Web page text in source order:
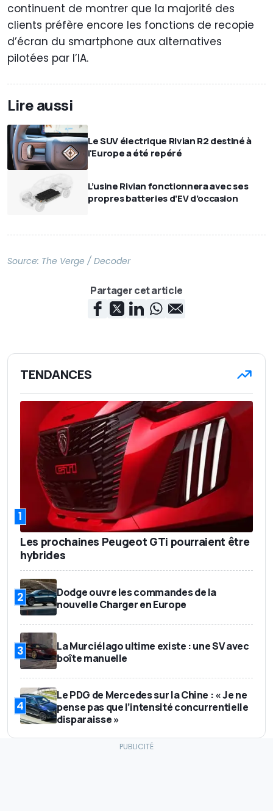
continuent de montrer que la majorité des
clients préfère encore les fonctions de recopie
d’écran du smartphone aux alternatives
pilotées par l’IA.
Lire aussi
Le SUV électrique Rivian R2 destiné à
l'Europe a été repéré
L’usine Rivian fonctionnera avec ses
propres batteries d’EV d’occasion
Source: The Verge / Decoder
Partager cet article
TENDANCES
1
Les prochaines Peugeot GTi pourraient être
hybrides
2
Dodge ouvre les commandes de la
nouvelle Charger en Europe
3
La Murciélago ultime existe : une SV avec
boîte manuelle
4
Le PDG de Mercedes sur la Chine : « Je ne
pense pas que l’intensité concurrentielle
disparaisse »